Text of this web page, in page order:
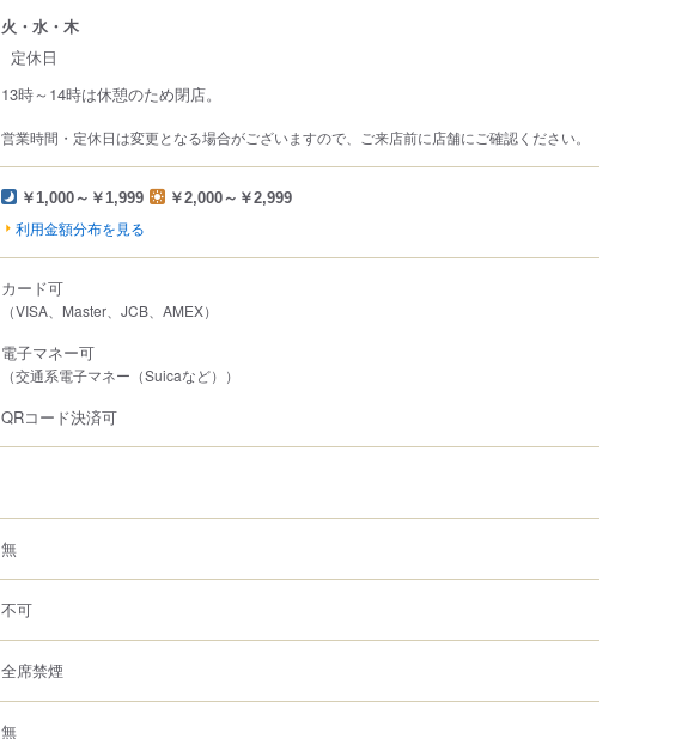
火・水・木
定休日
13時～14時は休憩のため閉店。
営業時間・定休日は変更となる場合がございますので、ご来店前に店舗にご確認ください。
￥1,000～￥1,999 ￥2,000～￥2,999
利用金額分布を見る
カード可
（VISA、Master、JCB、AMEX）
電子マネー可
（交通系電子マネー（Suicaなど））
QRコード決済可
無
不可
全席禁煙
無